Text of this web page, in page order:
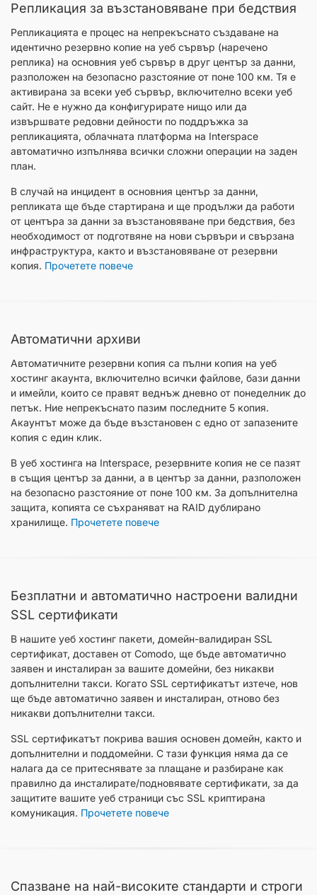
Репликация за възстановяване при бедствия
Репликацията е процес на непрекъснато създаване на
идентично резервно копие на уеб сървър (наречено
реплика) на основния уеб сървър в друг център за данни,
разположен на безопасно разстояние от поне 100 км. Тя е
активирана за всеки уеб сървър, включително всеки уеб
сайт. Не е нужно да конфигурирате нищо или да
извършвате редовни дейности по поддръжка за
репликацията, облачната платформа на Interspace
автоматично изпълнява всички сложни операции на заден
план.
В случай на инцидент в основния център за данни,
репликата ще бъде стартирана и ще продължи да работи
от центъра за данни за възстановяване при бедствия, без
необходимост от подготвяне на нови сървъри и свързана
инфраструктура, както и възстановяване от резервни
копия. Прочетете повече
Автоматични архиви
Автоматичните резервни копия са пълни копия на уеб
хостинг акаунта, включително всички файлове, бази данни
и имейли, които се правят веднъж дневно от понеделник до
петък. Ние непрекъснато пазим последните 5 копия.
Акаунтът може да бъде възстановен с едно от запазените
копия с един клик.
В уеб хостинга на Interspace, резервните копия не се пазят
в същия център за данни, а в център за данни, разположен
на безопасно разстояние от поне 100 км. За допълнителна
защита, копията се съхраняват на RAID дублирано
хранилище. Прочетете повече
Безплатни и автоматично настроени валидни
SSL сертификати
В нашите уеб хостинг пакети, домейн-валидиран SSL
сертификат, доставен от Comodo, ще бъде автоматично
заявен и инсталиран за вашите домейни, без никакви
допълнителни такси. Когато SSL сертификатът изтече, нов
ще бъде автоматично заявен и инсталиран, отново без
никакви допълнителни такси.
SSL сертификатът покрива вашия основен домейн, както и
допълнителни и поддомейни. С тази функция няма да се
налага да се притеснявате за плащане и разбиране как
правилно да инсталирате/подновявате сертификати, за да
защитите вашите уеб страници със SSL криптирана
комуникация. Прочетете повече
Спазване на най-високите стандарти и строги